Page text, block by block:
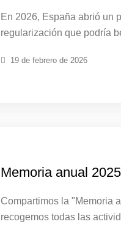
En 2026, España abrió un
regularización que podría
19 de febrero de 2026
Memoria anual 2025
Compartimos la "Memoria
recogemos todas las